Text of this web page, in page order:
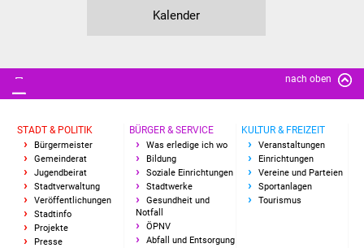
Ausschreibung
Gewerbeverzeichnis
Gewerbe - Selbsteintrag
Kalender
nach oben
STADT & POLITIK
Bürgermeister
Gemeinderat
Jugendbeirat
Stadtverwaltung
Veröffentlichungen
Stadtinfo
Projekte
Presse
BÜRGER & SERVICE
Was erledige ich wo
Bildung
Soziale Einrichtungen
Stadtwerke
Gesundheit und
Notfall
ÖPNV
Abfall und Entsorgung
KULTUR & FREIZEIT
Veranstaltungen
Einrichtungen
Vereine und Parteien
Sportanlagen
Tourismus